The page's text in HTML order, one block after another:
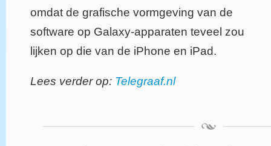
omdat de grafische vormgeving van de
software op Galaxy-apparaten teveel zou
lijken op die van de iPhone en iPad.
Lees verder op: Telegraaf.nl